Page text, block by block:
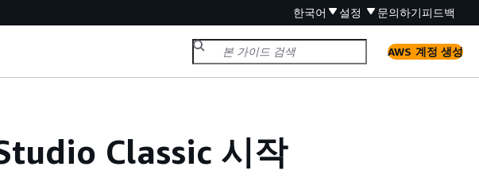
한국어 설정 문의하기피드백
AWS 계정 생성
Classic 시작